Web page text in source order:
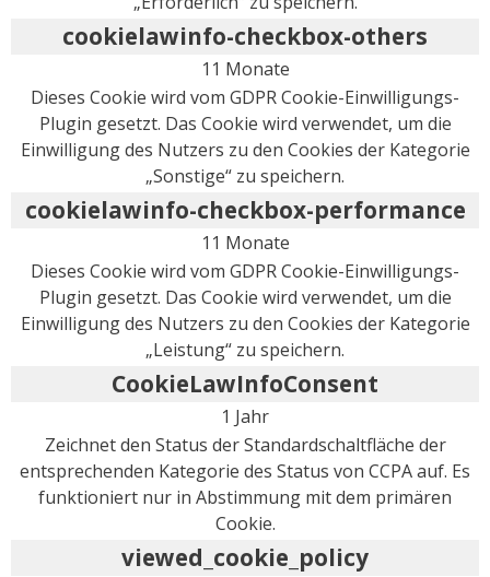
cookielawinfo-checkbox-others
11 Monate
Dieses Cookie wird vom GDPR Cookie-Einwilligungs-
Plugin gesetzt. Das Cookie wird verwendet, um die
Einwilligung des Nutzers zu den Cookies der Kategorie
„Sonstige“ zu speichern.
cookielawinfo-checkbox-performance
11 Monate
Dieses Cookie wird vom GDPR Cookie-Einwilligungs-
Plugin gesetzt. Das Cookie wird verwendet, um die
Einwilligung des Nutzers zu den Cookies der Kategorie
„Leistung“ zu speichern.
CookieLawInfoConsent
1 Jahr
Zeichnet den Status der Standardschaltfläche der
entsprechenden Kategorie des Status von CCPA auf. Es
funktioniert nur in Abstimmung mit dem primären
Cookie.
viewed_cookie_policy